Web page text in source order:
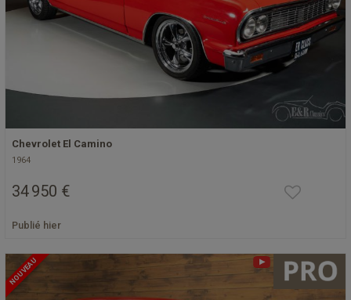
Chevrolet El Camino
1964
34 950 €
Publié hier
NOUVEAU